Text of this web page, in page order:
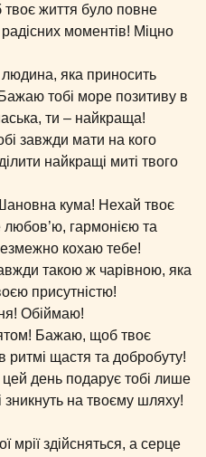
життя було повне
моментів! Міцно
яка приносить
тобі море позитиву в
ти – найкраща!
завжди мати на кого
найкращі миті твого
кума! Нехай твоє
гармонією та
кохаю тебе!
такою ж чарівною, яка
присутністю!
Обіймаю!
Бажаю, щоб твоє
ритмі щастя та добробуту!
день подарує тобі лише
зникнуть на твоєму шляху!
мрії здійсняться, а серце